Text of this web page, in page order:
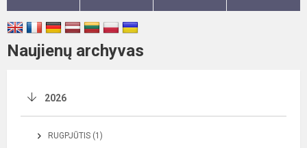
Naujienų archyvas
2026
RUGPJŪTIS (1)